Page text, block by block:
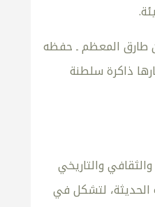
طارق المعظم ـ حفظه
ذاكرة سلطنة
والتاريخي
الحديثة، لتشكل في